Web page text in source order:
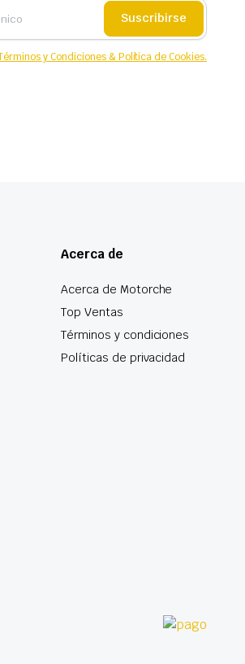
Suscribirse
y Condiciones & Política de Cookies.
Acerca de
Acerca de Motorche
Top Ventas
Términos y condiciones
Políticas de privacidad